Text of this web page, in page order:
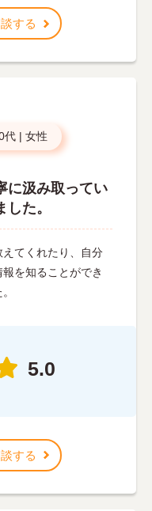
する
代 | 女性
に汲み取ってい
た。
てくれたり、自分
を知ることができ
5.0
する